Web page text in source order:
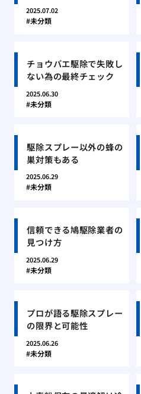
2025.07.02
未分類
チョウバエ駆除で失敗し
ない為の最終チェック
2025.06.30
未分類
駆除スプレー以外の蜂の
巣対策もある
2025.06.29
未分類
信頼できる鳩駆除業者の
見つけ方
2025.06.29
未分類
プロが語る駆除スプレー
の限界と可能性
2025.06.26
未分類